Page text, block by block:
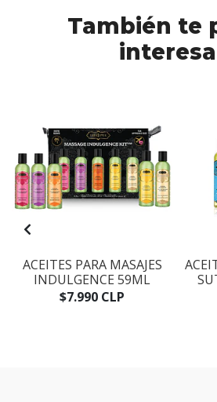
También te
ACEITES PARA MASAJES
INDULGENCE 59ML
$7.990 CLP